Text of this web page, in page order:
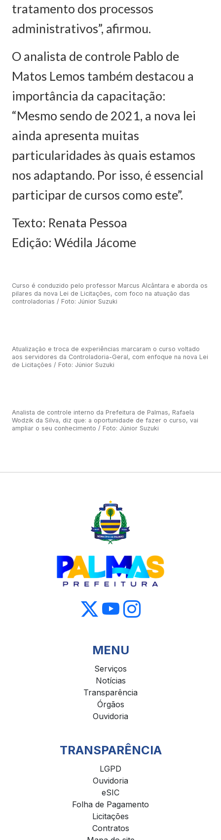
tratamento dos processos
administrativos”, afirmou.
O analista de controle Pablo de
Matos Lemos também destacou a
importância da capacitação:
“Mesmo sendo de 2021, a nova lei
ainda apresenta muitas
particularidades às quais estamos
nos adaptando. Por isso, é essencial
participar de cursos como este”.
Texto: Renata Pessoa
Edição: Wédila Jácome
Curso é conduzido pelo professor Marcus Alcântara e aborda os
pilares da nova Lei de Licitações, com foco na atuação das
controladorias / Foto: Júnior Suzuki
Atualização e troca de experiências marcaram o curso voltado
aos servidores da Controladoria-Geral, com enfoque na nova Lei
de Licitações / Foto: Júnior Suzuki
Analista de controle interno da Prefeitura de Palmas, Rafaela
Wodzik da Silva, diz que: a oportunidade de fazer o curso, vai
ampliar o seu conhecimento / Foto: Júnior Suzuki
MENU
Serviços
Notícias
Transparência
Órgãos
Ouvidoria
TRANSPARÊNCIA
LGPD
Ouvidoria
eSIC
Folha de Pagamento
Licitações
Contratos